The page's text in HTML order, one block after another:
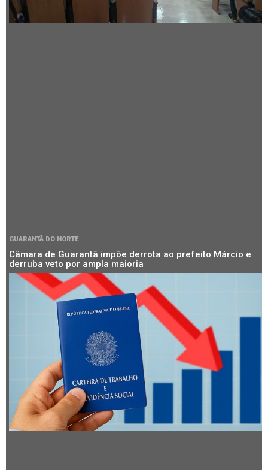
GUARANTÃ DO NORTE
Câmara de Guarantã impõe derrota ao prefeito Márcio e
derruba veto por ampla maioria